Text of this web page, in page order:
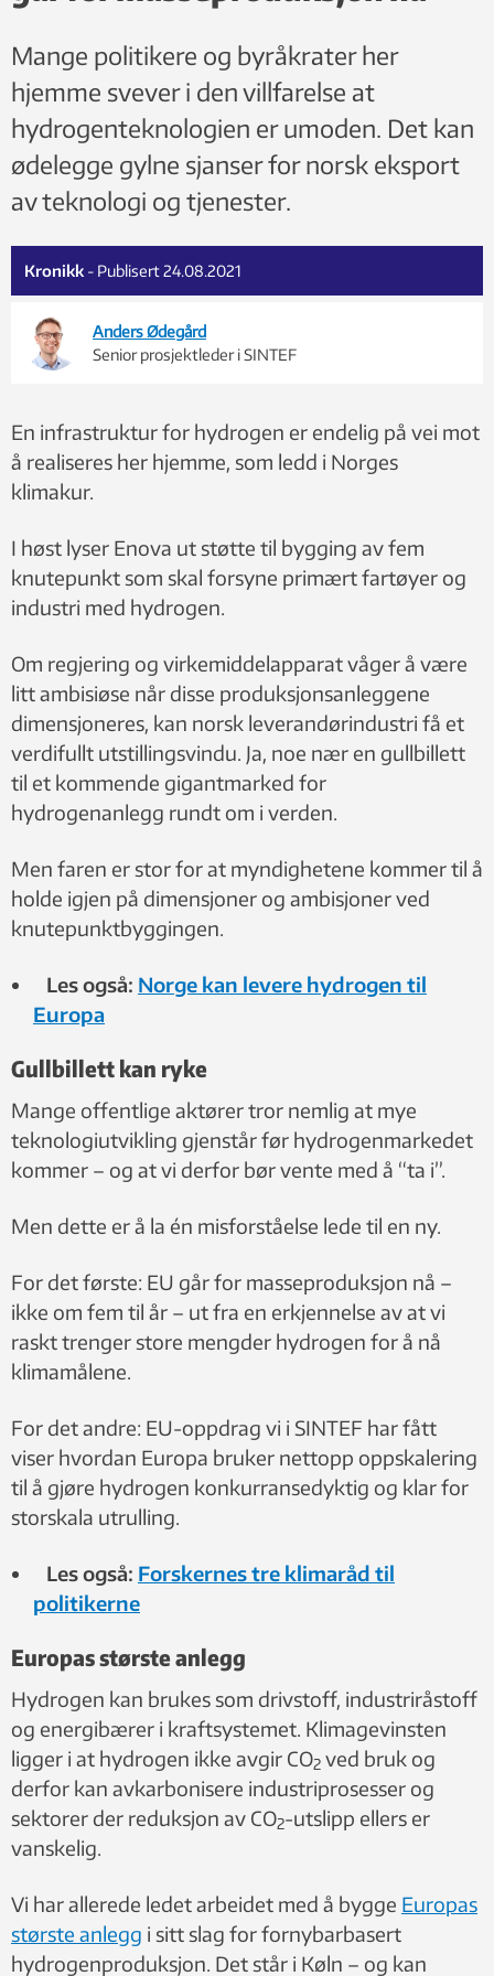
Mange politikere og byråkrater her
hjemme svever i den villfarelse at
hydrogenteknologien er umoden. Det kan
ødelegge gylne sjanser for norsk eksport
av teknologi og tjenester.
Kronikk - Publisert 24.08.2021
Anders Ødegård
Senior prosjektleder i SINTEF
En infrastruktur for hydrogen er endelig på vei mot
å realiseres her hjemme, som ledd i Norges
klimakur.
I høst lyser Enova ut støtte til bygging av fem
knutepunkt som skal forsyne primært fartøyer og
industri med hydrogen.
Om regjering og virkemiddelapparat våger å være
litt ambisiøse når disse produksjonsanleggene
dimensjoneres, kan norsk leverandørindustri få et
verdifullt utstillingsvindu. Ja, noe nær en gullbillett
til et kommende gigantmarked for
hydrogenanlegg rundt om i verden.
Men faren er stor for at myndighetene kommer til å
holde igjen på dimensjoner og ambisjoner ved
knutepunktbyggingen.
Les også: Norge kan levere hydrogen til
Europa
Gullbillett kan ryke
Mange offentlige aktører tror nemlig at mye
teknologiutvikling gjenstår før hydrogenmarkedet
kommer – og at vi derfor bør vente med å “ta i”.
Men dette er å la én misforståelse lede til en ny.
For det første: EU går for masseproduksjon nå –
ikke om fem til år – ut fra en erkjennelse av at vi
raskt trenger store mengder hydrogen for å nå
klimamålene.
For det andre: EU-oppdrag vi i SINTEF har fått
viser hvordan Europa bruker nettopp oppskalering
til å gjøre hydrogen konkurransedyktig og klar for
storskala utrulling.
Les også: Forskernes tre klimaråd til
politikerne
Europas største anlegg
Hydrogen kan brukes som drivstoff, industriråstoff
og energibærer i kraftsystemet. Klimagevinsten
ligger i at hydrogen ikke avgir CO2 ved bruk og
derfor kan avkarbonisere industriprosesser og
sektorer der reduksjon av CO2-utslipp ellers er
vanskelig.
Vi har allerede ledet arbeidet med å bygge Europas
største anlegg i sitt slag for fornybarbasert
hydrogenproduksjon. Det står i Køln – og kan